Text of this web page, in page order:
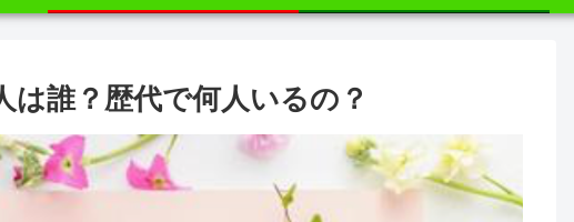
誰？歴代で何人いるの？